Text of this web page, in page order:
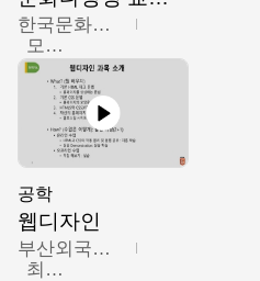
한국문화예술교육진흥원
모경환,성상환,정문성
공학
웹디자인
부산외국어대학교
최진오